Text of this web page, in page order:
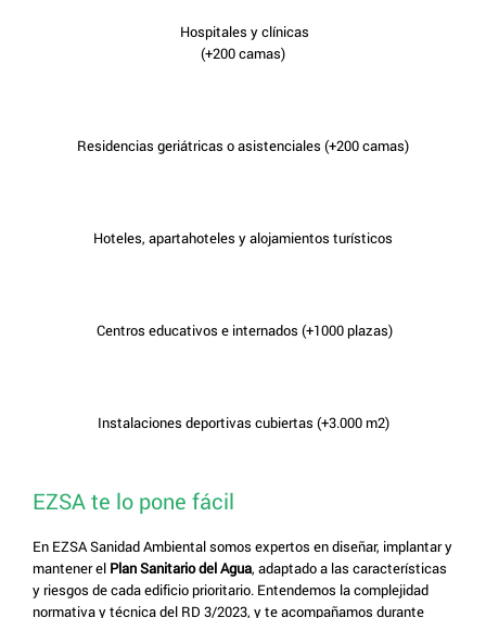
Hospitales y clínicas
(+200 camas)
Residencias geriátricas o asistenciales (+200 camas)
Hoteles, apartahoteles y alojamientos turísticos
Centros educativos e internados (+1000 plazas)
Instalaciones deportivas cubiertas (+3.000 m2)
EZSA te lo pone fácil
En EZSA Sanidad Ambiental somos expertos en diseñar, implantar y
mantener el Plan Sanitario del Agua, adaptado a las características
y riesgos de cada edificio prioritario. Entendemos la complejidad
normativa y técnica del RD 3/2023, y te acompañamos durante